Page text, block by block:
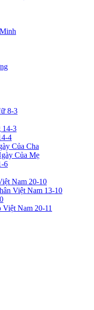
8-3
14-3
4
Của Cha
Của Mẹ
6
Nam 20-10
Việt Nam 13-10
Nam 20-11